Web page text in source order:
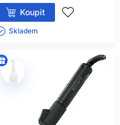
Koupit
Skladem ㅤ